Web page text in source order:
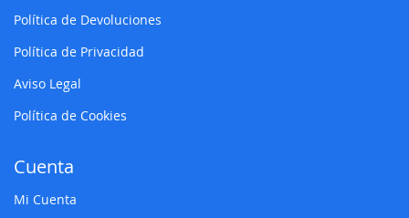
Política de Devoluciones
Política de Privacidad
Aviso Legal
Política de Cookies
Cuenta
Mi Cuenta